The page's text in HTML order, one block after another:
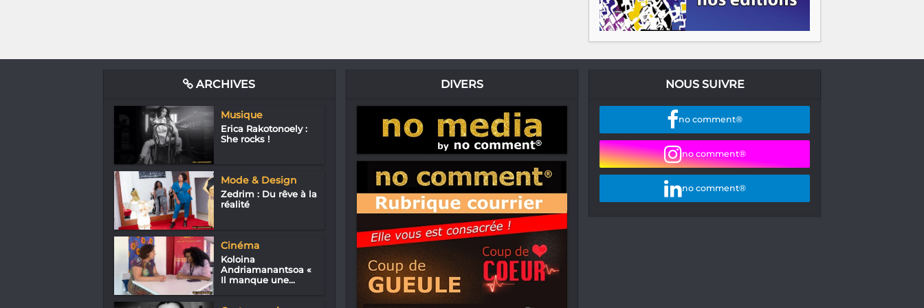
ARCHIVES
Musique
Erica Rakotonoely :
She rocks !
Mode & Design
Zedrim : Du rêve à la
réalité
Cinéma
Koloina
Andriamanantsoa «
Il manque une...
DIVERS NOUS SUIVRE
no comment®
no comment®
no comment®